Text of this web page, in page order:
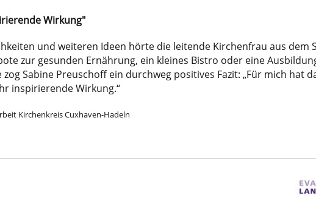
Wirkung"
und weiteren Ideen hörte die leitende Kirchenfrau aus dem
zur gesunden Ernährung, ein kleines Bistro oder eine
Sabine Preuschoff ein durchweg positives Fazit: „Für mich hat
inspirierende Wirkung.“
Kirchenkreis Cuxhaven-Hadeln